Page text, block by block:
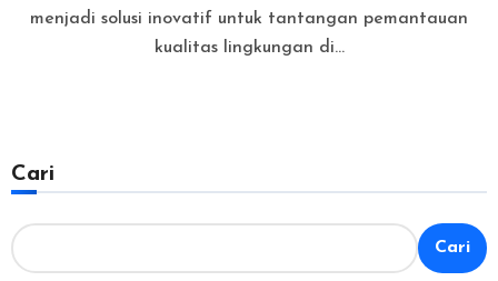
menjadi solusi inovatif untuk tantangan pemantauan
kualitas lingkungan di...
Cari
Cari